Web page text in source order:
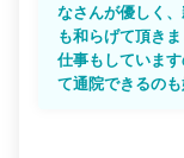
なさんが優しく
も和らげて頂きま
仕事もしていま
て通院できるのも